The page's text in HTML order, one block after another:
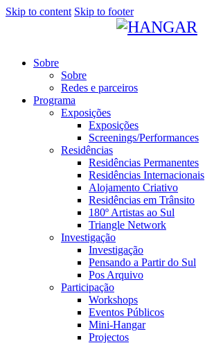
Skip to content Skip to footer
Sobre
Sobre
Redes e parceiros
Programa
Exposições
Exposições
Screenings/Performances
Residências
Residências Permanentes
Residências Internacionais
Alojamento Criativo
Residências em Trânsito
180º Artistas ao Sul
Triangle Network
Investigação
Investigação
Pensando a Partir do Sul
Pos Arquivo
Participação
Workshops
Eventos Públicos
Mini-Hangar
Projectos